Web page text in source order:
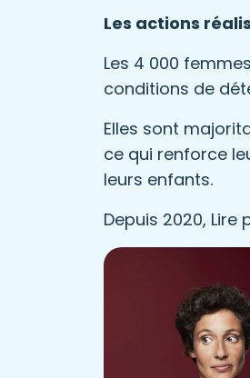
Les actions
Les 4 000
conditions de
Elles sont
ce qui renforce
leurs enfants.
Depuis 2020,